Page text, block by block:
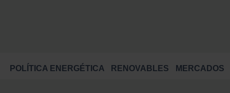
POLÍTICA ENERGÉTICA RENOVABLES MERCADOS